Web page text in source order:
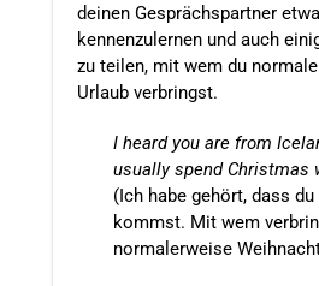
deinen Gesprächspartner
kennenzulernen und auch
zu teilen, mit wem du
Urlaub verbringst.
I heard you are from
usually spend Christmas
(Ich habe gehört, dass
kommst. Mit wem
normalerweise